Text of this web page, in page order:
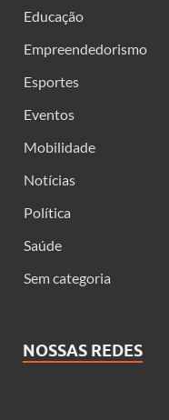
Educação
Empreendedorismo
Esportes
Eventos
Mobilidade
Notícias
Política
Saúde
Sem categoria
NOSSAS REDES